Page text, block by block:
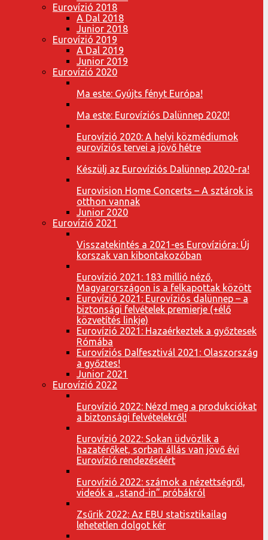
Eurovízió 2018
A Dal 2018
Junior 2018
Eurovízió 2019
A Dal 2019
Junior 2019
Eurovízió 2020
Ma este: Gyújts fényt Európa!
Ma este: Eurovíziós Dalünnep 2020!
Eurovízió 2020: A helyi közmédiumok
eurovíziós tervei a jövő hétre
Készülj az Eurovíziós Dalünnep 2020-ra!
Eurovision Home Concerts – A sztárok is
otthon vannak
Junior 2020
Eurovízió 2021
Visszatekintés a 2021-es Eurovízióra: Új
korszak van kibontakozóban
Eurovízió 2021: 183 millió néző,
Magyarországon is a felkapottak között
Eurovízió 2021: Eurovíziós dalünnep – a
biztonsági felvételek premierje (+élő
közvetítés linkje)
Eurovízió 2021: Hazaérkeztek a győztesek
Rómába
Eurovíziós Dalfesztivál 2021: Olaszország
a győztes!
Junior 2021
Eurovízió 2022
Eurovízió 2022: Nézd meg a produkciókat
a biztonsági felvételekről!
Eurovízió 2022: Sokan üdvözlik a
hazatérőket, sorban állás van jövő évi
Eurovízió rendezéséért
Eurovízió 2022: számok a nézettségről,
videók a „stand-in” próbákról
Zsűrik 2022: Az EBU statisztikailag
lehetetlen dolgot kér